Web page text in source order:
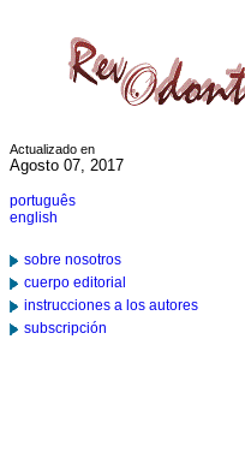
Actualizado en
Agosto 07, 2017
português
english
sobre nosotros
cuerpo editorial
instrucciones a los autores
subscripción